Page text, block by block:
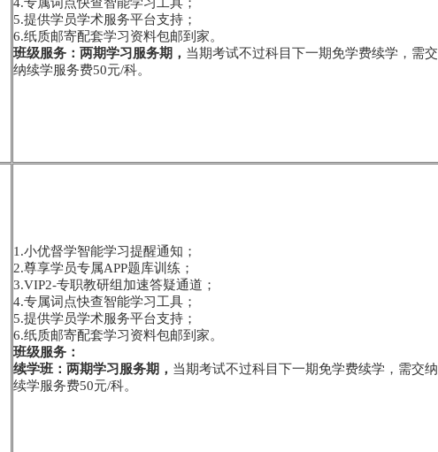
5.提供学员学术服务平台支持；
6.纸质邮寄配套学习资料包邮到家。
班级服务：两期学习服务期， 当期考试不过科目下一期免学费续学，需交
纳续学服务费50元/科。
1.小优督学智能学习提醒通知；
2.尊享学员专属APP题库训练；
3.VIP2-专职教研组加速答疑通道；
4.专属词点快查智能学习工具；
5.提供学员学术服务平台支持；
6.纸质邮寄配套学习资料包邮到家。
班级服务：
续学班：两期学习服务期， 当期考试不过科目下一期免学费续学，需交纳
续学服务费50元/科。